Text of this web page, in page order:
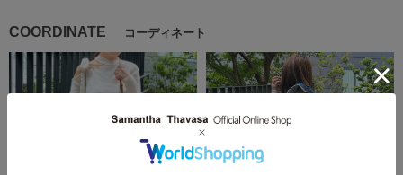
COORDINATE コーディネート